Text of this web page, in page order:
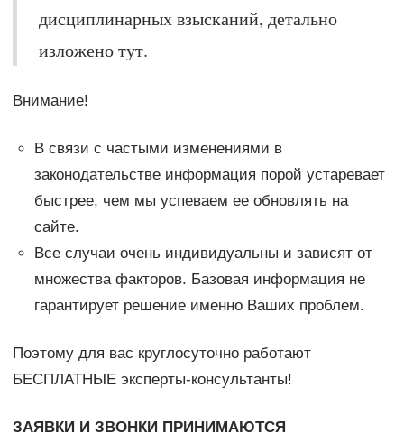
дисциплинарных взысканий, детально
изложено тут.
Внимание!
В связи с частыми изменениями в
законодательстве информация порой устаревает
быстрее, чем мы успеваем ее обновлять на
сайте.
Все случаи очень индивидуальны и зависят от
множества факторов. Базовая информация не
гарантирует решение именно Ваших проблем.
Поэтому для вас круглосуточно работают
БЕСПЛАТНЫЕ эксперты-консультанты!
ЗАЯВКИ И ЗВОНКИ ПРИНИМАЮТСЯ